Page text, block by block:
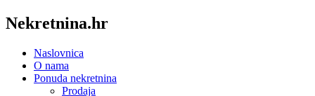
Nekretnina.hr
Naslovnica
O nama
Ponuda nekretnina
Prodaja